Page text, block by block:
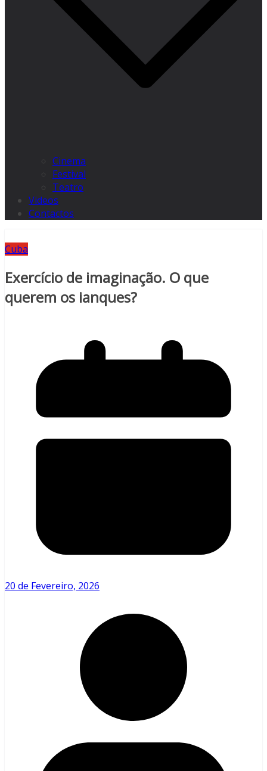
Cinema
Festival
Teatro
Videos
Contactos
Cuba
Exercício de imaginação. O que
querem os ianques?
20 de Fevereiro, 2026